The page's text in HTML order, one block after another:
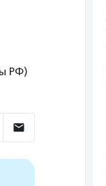
РФ)